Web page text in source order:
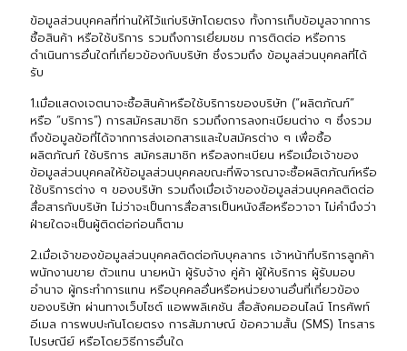
ข้อมูลส่วนบุคคลที่ท่านให้ไว้แก่บริษัทโดยตรง ทั้งการเก็บข้อมูลจากการ
ซื้อสินค้า หรือใช้บริการ รวมถึงการเยี่ยมชม การติดต่อ หรือการ
ดำเนินการอื่นใดที่เกี่ยวข้องกับบริษัท ซึ่งรวมถึง ข้อมูลส่วนบุคคลที่ได้
รับ
1.เมื่อแสดงเจตนาจะซื้อสินค้าหรือใช้บริการของบริษัท (“ผลิตภัณฑ์”
หรือ “บริการ”) การสมัครสมาชิก รวมถึงการลงทะเบียนต่าง ๆ ซึ่งรวม
ถึงข้อมูลข้อที่ได้จากการส่งเอกสารและใบสมัครต่าง ๆ เพื่อซื้อ
ผลิตภัณฑ์ ใช้บริการ สมัครสมาชิก หรือลงทะเบียน หรือเมื่อเจ้าของ
ข้อมูลส่วนบุคคลให้ข้อมูลส่วนบุคคลขณะที่พิจารณาจะซื้อผลิตภัณฑ์หรือ
ใช้บริการต่าง ๆ ของบริษัท รวมถึงเมื่อเจ้าของข้อมูลส่วนบุคคลติดต่อ
สื่อสารกับบริษัท ไม่ว่าจะเป็นการสื่อสารเป็นหนังสือหรือวาจา ไม่คำนึงว่า
ฝ่ายใดจะเป็นผู้ติดต่อก่อนก็ตาม
2.เมื่อเจ้าของข้อมูลส่วนบุคคลติดต่อกับบุคลากร เจ้าหน้าที่บริการลูกค้า
พนักงานขาย ตัวแทน นายหน้า ผู้รับจ้าง คู่ค้า ผู้ให้บริการ ผู้รับมอบ
อำนาจ ผู้กระทำการแทน หรือบุคคลอื่นหรือหน่วยงานอื่นที่เกี่ยวข้อง
ของบริษัท ผ่านทางเว็บไซต์ แอพพลิเคชัน สื่อสังคมออนไลน์ โทรศัพท์
อีเมล การพบปะกันโดยตรง การสัมภาษณ์ ข้อความสั้น (SMS) โทรสาร
ไปรษณีย์ หรือโดยวิธีการอื่นใด